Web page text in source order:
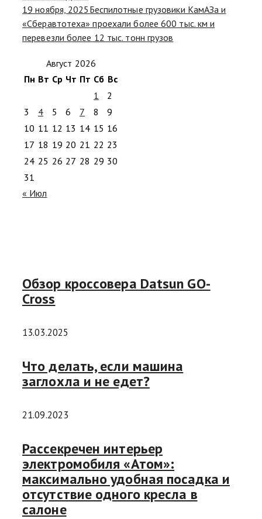
19 ноября, 2025 Беспилотные грузовики КамАЗа и
«Сберавтотеха» проехали более 600 тыс. км и
перевезли более 12 тыс. тонн грузов
Август 2026
Пн Вт Ср Чт Пт Сб Вс
1
2
3
4 5 6 7 8
9
10 11 12 13 14 15 16
17 18 19 20 21 22 23
24 25 26 27 28 29 30
31
« Июл
Обзор кроссовера Datsun GO-
Cross
13.03.2025
Что делать, если машина
заглохла и не едет?
21.09.2023
Рассекречен интерьер
электромобиля «Атом»:
максимально удобная посадка и
отсутствие одного кресла в
салоне